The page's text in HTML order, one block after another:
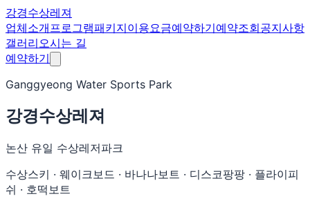
강경수상레져
업체소개프로그램패키지이용요금예약하기예약조회공지사항
갤러리오시는 길
예약하기
Ganggyeong Water Sports Park
강경수상레져
논산 유일 수상레저파크
수상스키 · 웨이크보드 · 바나나보트 · 디스코팡팡 · 플라이피
쉬 · 호떡보트